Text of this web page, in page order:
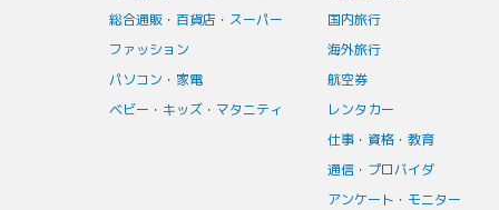
総合通販・百貨店・スーパー
ファッション
パソコン・家電
ベビー・キッズ・マタニティ
国内旅行
海外旅行
航空券
レンタカー
仕事・資格・教育
通信・プロバイダ
アンケート・モニター